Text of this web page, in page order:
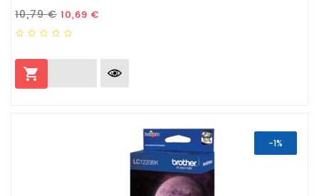
Prezzo Standard
10,79 € Prezzo
10,69 €

-1%